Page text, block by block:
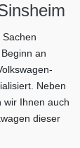
an
Neben
wir Ihnen auch
dieser